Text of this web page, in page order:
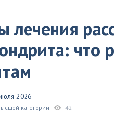
лечения
что
2026
категории 42